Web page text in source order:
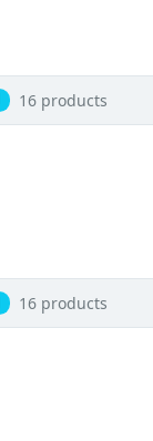
16 products
16 products